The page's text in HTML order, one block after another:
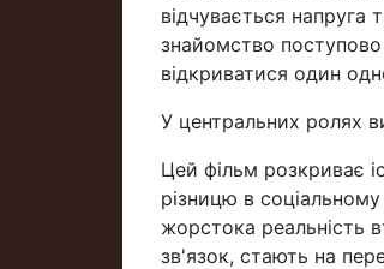
відчувається напруга
знайомство
відкриватися один
У центральних ролях
Цей фільм розкриває
різницю в
жорстока реальність
зв'язок, стають на